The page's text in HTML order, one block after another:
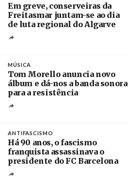
Em greve, conserveiras da
Freitasmar juntam-se ao dia
de luta regional do Algarve
MÚSICA
Tom Morello anuncia novo
álbum e dá-nos a banda sonora
para a resistência
ANTIFASCISMO
Há 90 anos, o fascismo
franquista assassinava o
presidente do FC Barcelona